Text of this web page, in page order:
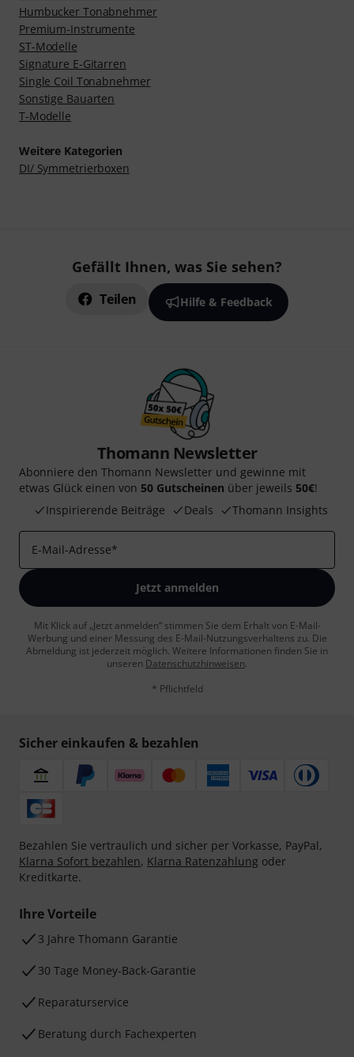
Humbucker Tonabnehmer
Premium-Instrumente
ST-Modelle
Signature E-Gitarren
Single Coil Tonabnehmer
Sonstige Bauarten
T-Modelle
Weitere Kategorien
DI/ Symmetrierboxen
Gefällt Ihnen, was Sie sehen?
Teilen Hilfe & Feedback
Thomann Newsletter
Abonniere den Thomann Newsletter und gewinne mit
etwas Glück einen von 50 Gutscheinen über jeweils 50€!
Inspirierende Beiträge
Deals Thomann Insights
E-Mail-Adresse*
Jetzt anmelden
Mit Klick auf „Jetzt anmelden“ stimmen Sie dem Erhalt von E-Mail-
Werbung und einer Messung des E-Mail-Nutzungsverhaltens zu. Die
Abmeldung ist jederzeit möglich. Weitere Informationen finden Sie in
unseren Datenschutzhinweisen.
* Pflichtfeld
Sicher einkaufen & bezahlen
Bezahlen Sie vertraulich und sicher per Vorkasse, PayPal,
Klarna Sofort bezahlen, Klarna Ratenzahlung oder
Kreditkarte.
Ihre Vorteile
3 Jahre Thomann Garantie
30 Tage Money-Back-Garantie
Reparaturservice
Beratung durch Fachexperten